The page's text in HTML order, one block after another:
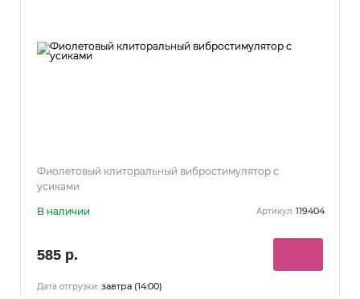
Фиолетовый клиторальный вибростимулятор с
усиками
В наличии Артикул: 119404
585 р.
Дата отгрузки: завтра (14:00)